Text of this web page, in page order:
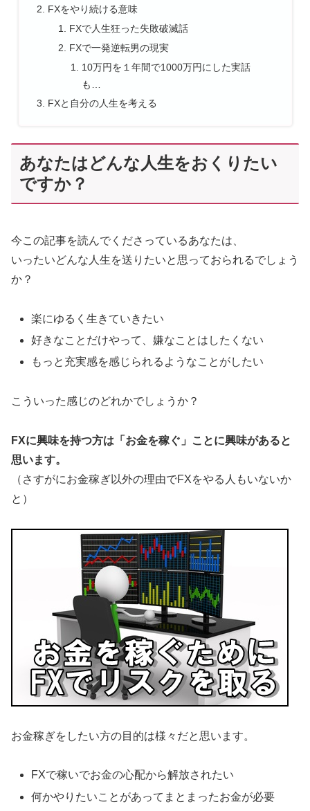
FXをやり続ける意味
FXで人生狂った失敗破滅話
FXで一発逆転男の現実
10万円を１年間で1000万円にした実話
も…
FXと自分の人生を考える
あなたはどんな人生をおくりたい
ですか？
今この記事を読んでくださっているあなたは、
いったいどんな人生を送りたいと思っておられるでしょう
か？
楽にゆるく生きていきたい
好きなことだけやって、嫌なことはしたくない
もっと充実感を感じられるようなことがしたい
こういった感じのどれかでしょうか？
FXに興味を持つ方は「お金を稼ぐ」ことに興味があると
思います。
（さすがにお金稼ぎ以外の理由でFXをやる人もいないか
と）
お金稼ぎをしたい方の目的は様々だと思います。
FXで稼いでお金の心配から解放されたい
何かやりたいことがあってまとまったお金が必要